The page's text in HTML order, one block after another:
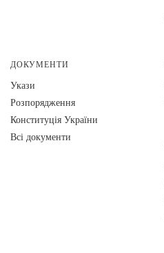
ДОКУМЕНТИ
Укази
Розпорядження
Конституція України
Всі документи